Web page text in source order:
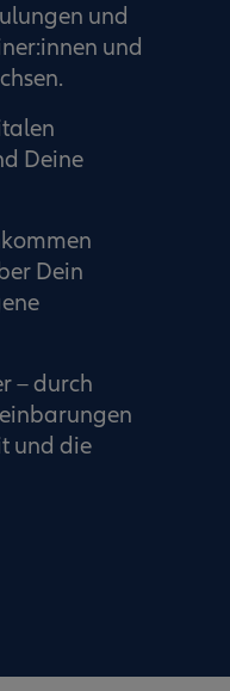
und
und
Deine
Dein
– durch
und die